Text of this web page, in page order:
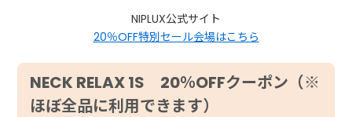
NIPLUX公式サイト
20％OFF特別セール会場はこちら
NECK RELAX 1S 20％OFFクーポン（※
ほぼ全品に利用できます）